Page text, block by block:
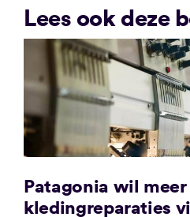
Lees ook deze
Patagonia wil meer
kledingreparaties